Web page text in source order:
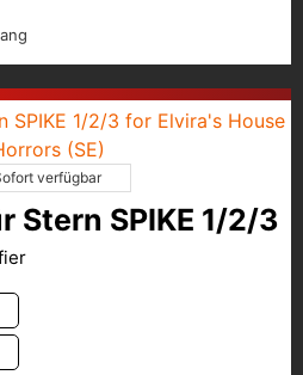
verfügbar
Stern SPIKE 1/2/3